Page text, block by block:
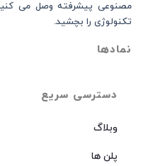
دسترسی سریع
وبلاگ
پلن ها
مصنوعی پیشرفته وصل می
تکنولوژی را بچشید.
نمادها